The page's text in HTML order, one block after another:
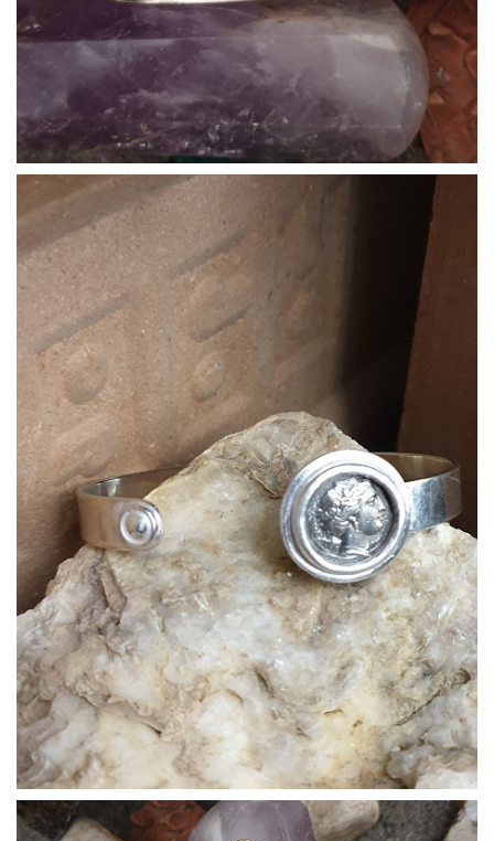
Bracciali19
Bracciali20